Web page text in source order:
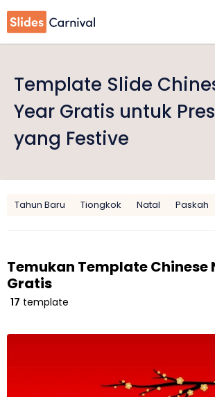
Template Slide
Year Gratis untuk
yang Festive
Tahun Baru Tiongkok Natal Paskah
Temukan Template Chinese
Gratis
17 template